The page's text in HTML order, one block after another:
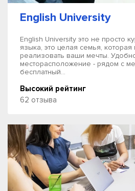
English University
English University это не просто
языка, это целая семья,
реализовать ваши мечты.
месторасположение - рядом с
бесплатный...
Высокий рейтинг
62 отзыва